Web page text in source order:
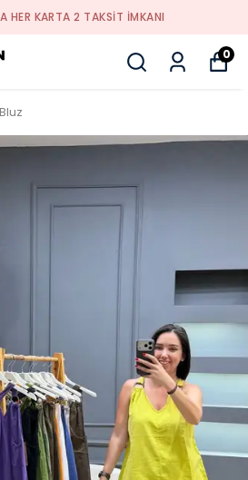
HER KARTA 2 TAKSİT İMKANI
0